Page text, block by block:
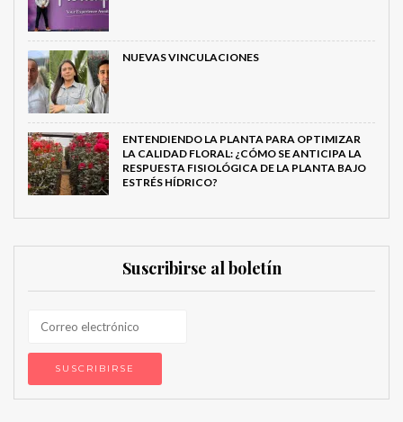
NUEVAS VINCULACIONES
ENTENDIENDO LA PLANTA PARA OPTIMIZAR
LA CALIDAD FLORAL: ¿CÓMO SE ANTICIPA LA
RESPUESTA FISIOLÓGICA DE LA PLANTA BAJO
ESTRÉS HÍDRICO?
Suscribirse al boletín